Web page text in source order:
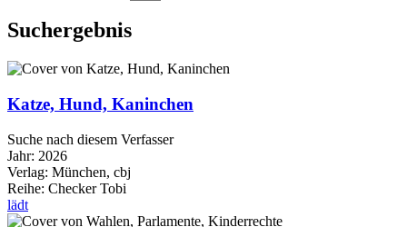
Suchergebnis
Katze, Hund, Kaninchen
Suche nach diesem Verfasser
Jahr: 2026
Verlag: München, cbj
Reihe: Checker Tobi
lädt